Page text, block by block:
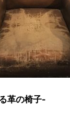
革の椅子-